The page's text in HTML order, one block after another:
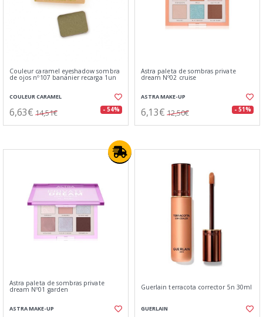
Couleur caramel eyeshadow sombra
de ojos nº107 bananier recarga 1un
COULEUR CARAMEL
6,63€ 14,51€ - 54%
Astra paleta de sombras private
dream Nº02 cruise
ASTRA MAKE-UP
6,13€ 12,50€ - 51%
Astra paleta de sombras private
dream Nº01 garden
ASTRA MAKE-UP
Guerlain terracota corrector 5n 30ml
GUERLAIN